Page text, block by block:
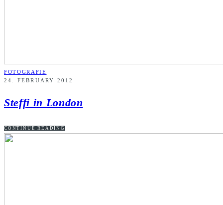
FOTOGRAFIE
24. FEBRUARY 2012
Steffi in London
CONTINUE READING